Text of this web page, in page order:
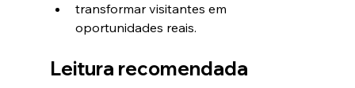
transformar visitantes em
oportunidades reais.
Leitura recomendada